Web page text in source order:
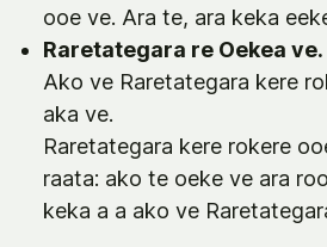
ooe ve. Ara te, ara keka
Raretategara re Oekea ve.
Ako ve Raretategara kere
aka ve.
Raretategara kere rokere
raata: ako te oeke ve ara
keka a a ako ve